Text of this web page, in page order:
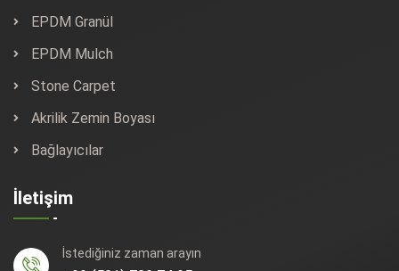
EPDM Granül
EPDM Mulch
Stone Carpet
Akrilik Zemin Boyası
Bağlayıcılar
İletişim
İstediğiniz zaman arayın